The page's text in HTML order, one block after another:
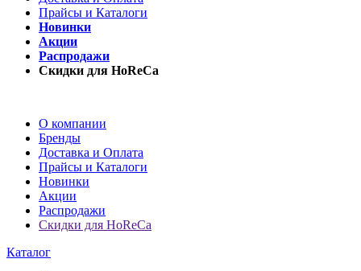
Прайсы и Каталоги
Новинки
Акции
Распродажи
Скидки для HoReCa
О компании
Бренды
Доставка и Оплата
Прайсы и Каталоги
Новинки
Акции
Распродажи
Скидки для HoReCa
Каталог